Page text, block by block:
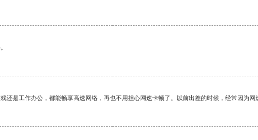
还是工作办公，都能畅享高速网络，再也不用担心网速卡顿了。以前出差的时候，经常因为